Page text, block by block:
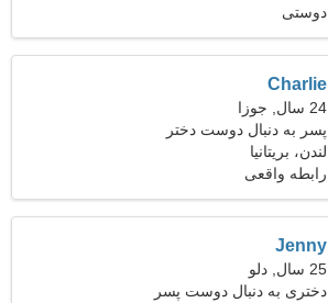
دوستی
Charlie
24 سال, جوزا
پسر به دنبال دوست دختر
است
لندن، بریتانیا
رابطه واقعی
Jenny
25 سال, دلو
دختری به دنبال دوست پسر